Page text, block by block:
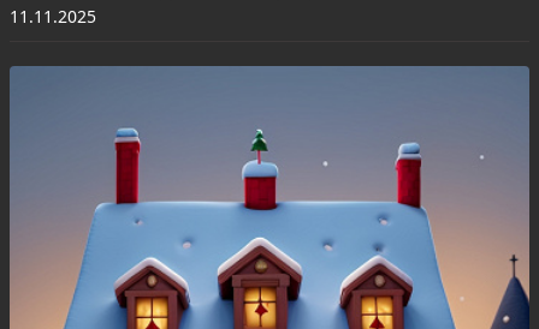
11.11.2025